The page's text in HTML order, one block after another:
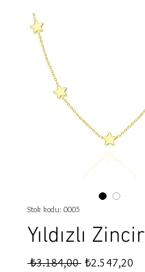
Stok kodu: 0005
Yıldızlı Zincir
₺3.184,00 Normal
₺2.547,20